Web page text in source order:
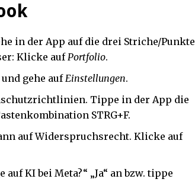
in der App auf die drei Striche/Punkte
Klicke aufPortfolio.
und gehe aufEinstellungen.
Tippe in der App die
STRG+F.
auf Widerspruchsrecht. Klicke auf
KI bei Meta?“ „Ja“ an bzw. tippe